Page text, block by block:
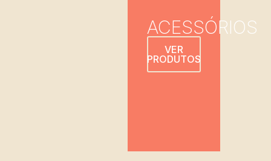
ACESSÓRIOS
VER
PRODUTOS